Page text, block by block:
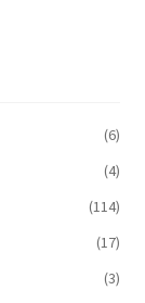
(6)
(4)
(114)
(17)
(3)